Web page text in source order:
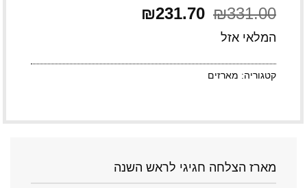
₪331.00
המחיר
₪231.70
המלאי אזל
קטגוריה: מארזים
מארז הצלחה חגיגי לראש השנה